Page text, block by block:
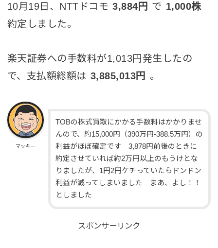
10月19日、NTTドコモ 3,884円 で 1,000株
約定しました。
楽天証券への手数料が1,013円発生したの
で、支払額総額は 3,885,013円 。
マッキー
TOBの株式買取にかかる手数料はかかりませ
んので、約15,000円（390万円-388.5万円）の
利益がほぼ確定です 3,878円前後のときに
約定させていれば約2万円以上のもうけとな
りましたが、1円2円ケチっていたらドンドン
利益が減ってしまいました まあ、よし！！
としました
スポンサーリンク